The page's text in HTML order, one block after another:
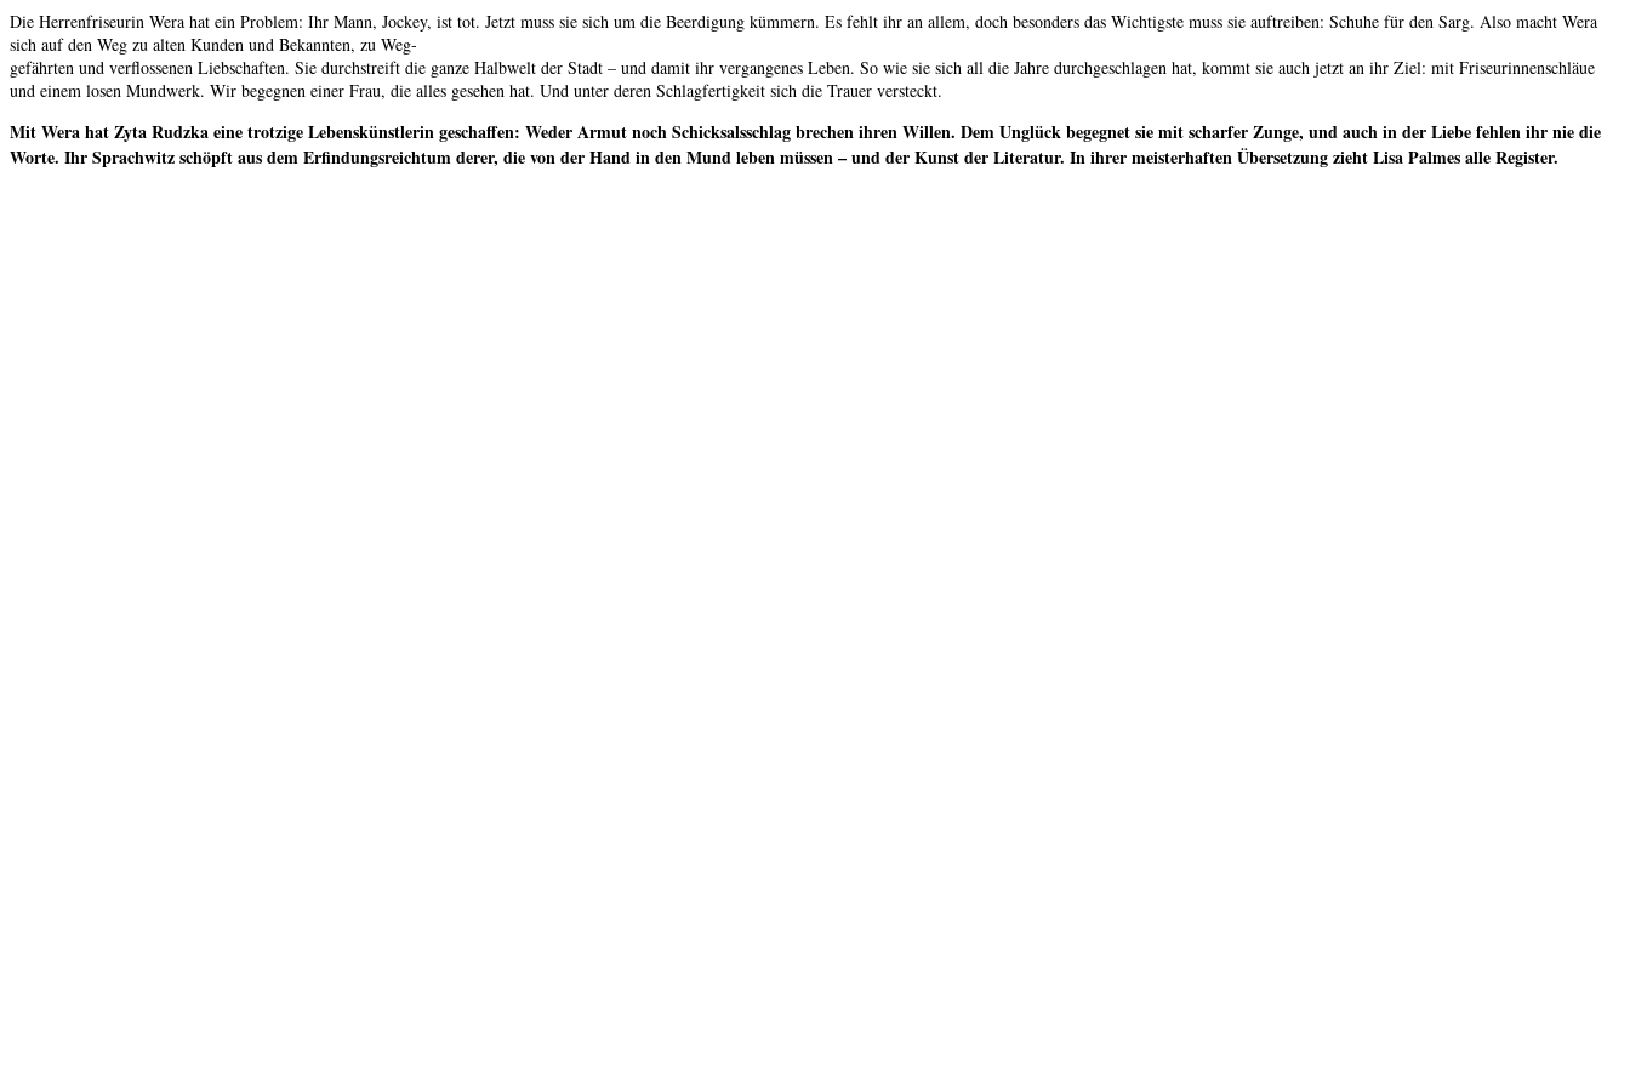
Die Herrenfriseurin Wera hat ein Problem: Ihr Mann, Jockey, ist tot. Jetzt muss sie sich um die Beerdigung kümmern. Es fehlt ihr an allem, doch besonders das Wichtigste muss sie auftreiben: Schuhe für den Sarg. Also macht Wera
sich auf den Weg zu alten Kunden und Bekannten, zu Weg-
gefährten und verflossenen Liebschaften. Sie durchstreift die ganze Halbwelt der Stadt – und damit ihr vergangenes Leben. So wie sie sich all die Jahre durchgeschlagen hat, kommt sie auch jetzt an ihr Ziel: mit Friseurinnenschläue
und einem losen Mundwerk. Wir begegnen einer Frau, die alles gesehen hat. Und unter deren Schlagfertigkeit sich die Trauer versteckt.
Mit Wera hat Zyta Rudzka eine trotzige Lebenskünstlerin geschaffen: Weder Armut noch Schicksalsschlag brechen ihren Willen. Dem Unglück begegnet sie mit scharfer Zunge, und auch in der Liebe fehlen ihr nie die
Worte. Ihr Sprachwitz schöpft aus dem Erfindungsreichtum derer, die von der Hand in den Mund leben müssen – und der Kunst der Literatur. In ihrer meisterhaften Übersetzung zieht Lisa Palmes alle Register.